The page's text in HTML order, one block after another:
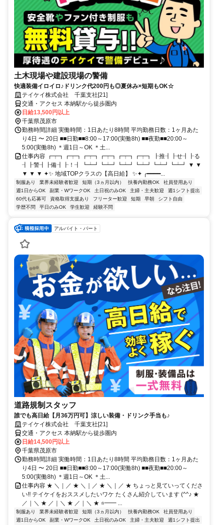
土木現場や建設現場の警備
快適装備イロイロ♪ドリンク代200円も◎夏休み×短期もOK☆
テイケイ株式会社 千葉支社[21]
交通・アクセス 本納駅から徒歩圏内
日給13,500円以上
千葉県茂原市
勤務時間詳細 実働時間：1日あたり8時間 平均勤務日数：1ヶ月あた
り4日 〜 20日 ■■日勤■■8:00～17:00(実働8h) ■■夜勤■■20:00～
5:00(実働8h) ＊週1日～OK ＊土...
仕事内容 ┏┯┓┏┯┓┏┯┓┏┯┓┏┯┓┏┯┓ ┠推┨┠せ┨┠る
┨┠警┨┠備┨┠！┨ ┗┷┛┗┷┛┗┷┛┗┷┛┗┷┛┗┷┛ ▼ ▼
▼ ▼ ▼ ✦✨ 地域TOPクラスの【高日給】 ✨✦ ╭━━━━...
制服あり 業界未経験者歓迎 短期（3ヵ月以内） 扶養内勤務OK
社員登用あり
週1日からOK
副業・WワークOK 土日祝のみOK 主婦・主夫歓迎
週1シフト提出
60代も応募可
資格取得支援あり フリーター歓迎 短期 早朝
シフト自由
学歴不問
平日のみOK 学生歓迎 経験不問
アルバイト・パート
道路規制スタッフ
誰でも高日給【月36万円可】涼しい装備・ドリンク手当も♪
テイケイ株式会社 千葉支社[21]
交通・アクセス 本納駅から徒歩圏内
日給14,500円以上
千葉県茂原市
勤務時間詳細 実働時間：1日あたり8時間 平均勤務日数：1ヶ月あた
り4日 〜 20日 ■■日勤■■8:00～17:00(実働8h) ■■夜勤■■20:00～
5:00(実働8h) ＊週1日～OK ＊土...
仕事内容 ★ ＼｜／ ★ ＼｜／ ★ ＼｜／ ★ ちょっと見ていってくださ
い!! テイケイをおススメしたいワケ たくさん紹介しています (^^♪ ★
／｜＼ ★ ／｜＼ ★ ／｜＼ ★ ⭐━━ ...
制服あり 業界未経験者歓迎 短期（3ヵ月以内） 扶養内勤務OK
社員登用あり
週1日からOK
副業・WワークOK 土日祝のみOK 主婦・主夫歓迎
週1シフト提出